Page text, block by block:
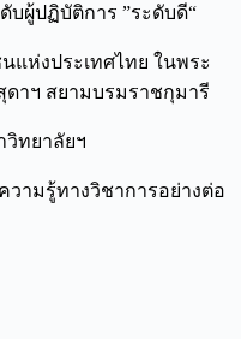
ผู้ปฏิบัติการ ”ระดับดี“
ห่งประเทศไทย ในพระ
าฯ สยามบรมราชกุมารี
ทยาลัยฯ
ามรู้ทางวิชาการอย่างต่อ